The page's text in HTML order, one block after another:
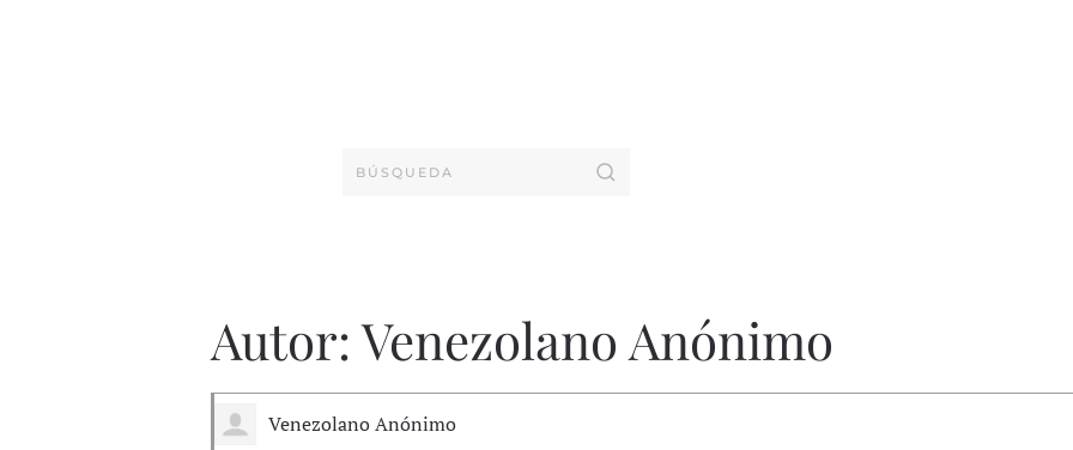
Autor:Venezolano Anónimo
Venezolano Anónimo